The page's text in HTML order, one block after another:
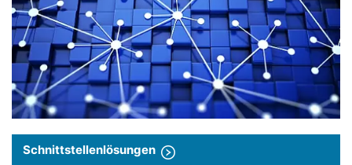
Schnittstellenlösungen